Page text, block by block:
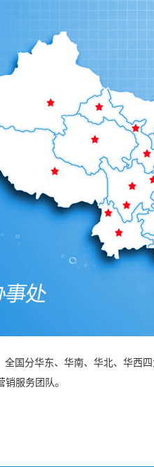
国分华东、华南、华北、华西
服务团队。